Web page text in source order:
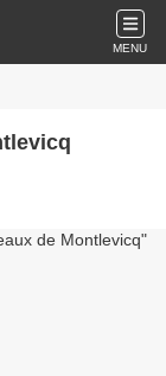
MENU